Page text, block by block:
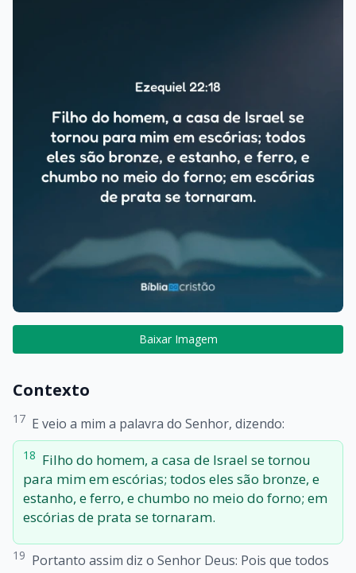
Baixar Imagem
Contexto
17 E veio a mim a palavra do Senhor, dizendo:
18 Filho do homem, a casa de Israel se tornou
para mim em escórias; todos eles são bronze, e
estanho, e ferro, e chumbo no meio do forno; em
escórias de prata se tornaram.
19 Portanto assim diz o Senhor Deus: Pois que todos